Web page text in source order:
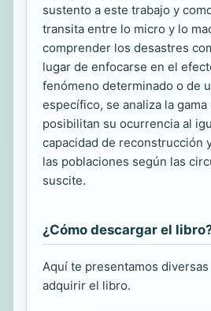
sustento a este trabajo y
transita entre lo micro y lo
comprender los desastres
lugar de enfocarse en el
fenómeno determinado o de
específico, se analiza la
posibilitan su ocurrencia al
capacidad de reconstrucción
las poblaciones según las
suscite.
¿Cómo descargar el
Aquí te presentamos
adquirir el libro.